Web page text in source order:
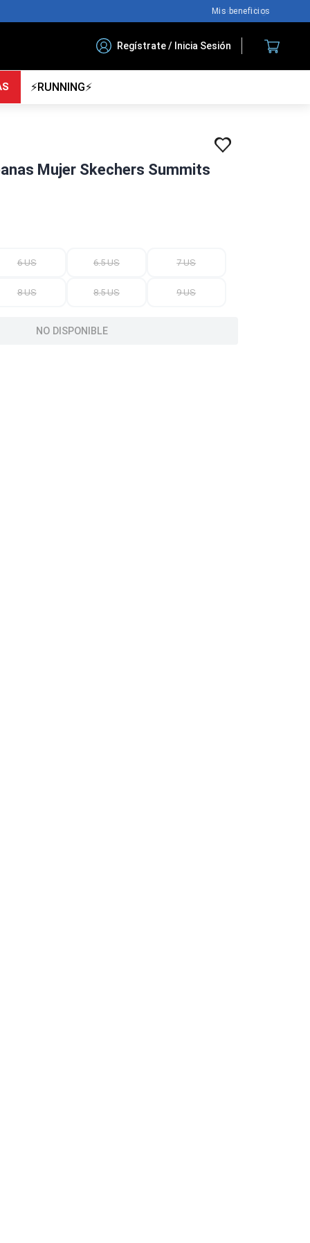
Nuestro blog
Regístrate / Inicia Sesión
⚡RUNNING⚡
Mujer Skechers Summits
6 US 6.5 US 7 US
8 US 8.5 US 9 US
NO DISPONIBLE